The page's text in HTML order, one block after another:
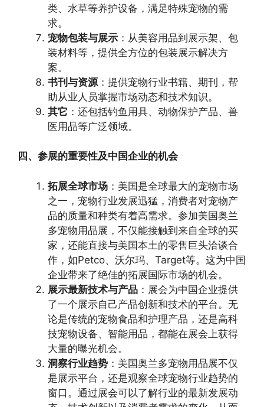
类、水草等养护设备，满足特殊宠物的需
求。
宠物包装与展示 ：从美容用品到展示架、包
装材料等，提供全方位的包装展示解决方
案。
书刊与资源 ：提供宠物行业书籍、期刊，帮
助从业人员掌握市场动态和技术知识。
其它 ：还包括钓鱼用具、动物保护产品、兽
医用品等广泛领域。
四、参展的重要性及中国企业的机会
拓展全球市场 ：美国是全球最大的宠物市场
之一，宠物行业发展迅猛，消费者对宠物产
品的质量和种类有着高需求。参加美国奥兰
多宠物用品展，不仅能接触到来自全球的买
家，还能直接与美国本土的零售巨头洽谈合
作，如Petco、沃尔玛、Target等。这为中国
企业带来了绝佳的拓展国际市场的机会。
展示最新技术与产品 ：展会为中国企业提供
了一个展示自己产品创新和技术的平台。无
论是传统的宠物食品和护理产品，还是高科
技宠物设备、智能用品，都能在展会上获得
大量的曝光机会。
洞察行业趋势 ：美国奥兰多宠物用品展不仅
是展示平台，还是观察全球宠物行业趋势的
窗口。通过展会可以了解行业的最新发展动